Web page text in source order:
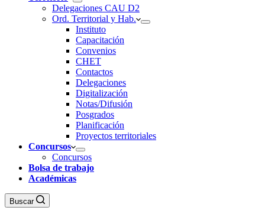
Delegaciones CAU D2
Ord. Territorial y Hab.
Instituto
Capacitación
Convenios
CHET
Contactos
Delegaciones
Digitalización
Notas/Difusión
Posgrados
Planificación
Proyectos territoriales
Concursos
Concursos
Bolsa de trabajo
Académicas
Buscar